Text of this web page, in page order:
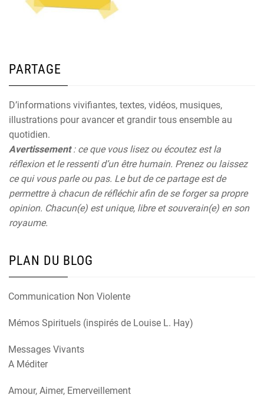
PARTAGE
D’informations vivifiantes, textes, vidéos, musiques,
illustrations pour avancer et grandir tous ensemble au
quotidien.
Avertissement: ce que vous lisez ou écoutez est la
réflexion et le ressenti d’un être humain. Prenez ou laissez
ce qui vous parle ou pas. Le but de ce partage est de
permettre à chacun de réfléchir afin de se forger sa propre
opinion. Chacun(e) est unique, libre et souverain(e) en son
royaume.
PLAN DU BLOG
Communication Non Violente
Mémos Spirituels (inspirés de Louise L. Hay)
Messages Vivants
A Méditer
Amour, Aimer, Emerveillement